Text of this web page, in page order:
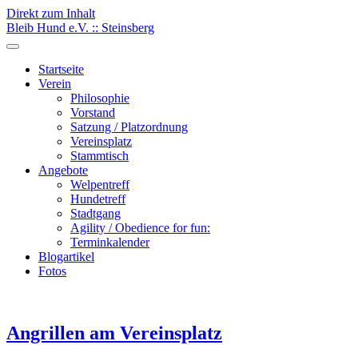
Direkt zum Inhalt
Bleib Hund e.V. :: Steinsberg
Startseite
Verein
Philosophie
Vorstand
Satzung / Platzordnung
Vereinsplatz
Stammtisch
Angebote
Welpentreff
Hundetreff
Stadtgang
Agility / Obedience for fun:
Terminkalender
Blogartikel
Fotos
Angrillen am Vereinsplatz